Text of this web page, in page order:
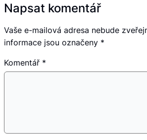
Napsat komentář
Vaše e-mailová adresa nebude
informace jsou označeny *
Komentář *